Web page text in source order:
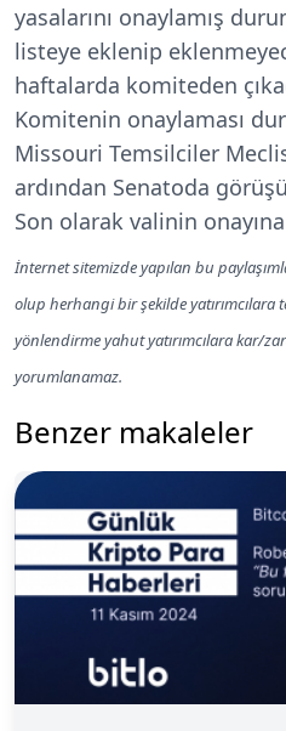
yasalarını onaylamış
listeye eklenip
haftalarda komiteden
Komitenin onaylaması
Missouri Temsilciler
ardından Senatoda
Son olarak valinin
İnternet sitemizde yapılan bu
olup herhangi bir şekilde yatırımcılara
yönlendirme yahut yatırımcılara kar/
yorumlanamaz.
Benzer makaleler